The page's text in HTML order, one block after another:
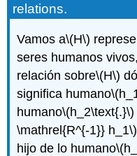
relations.
Vamos a\(H\)
seres humanos
relación sobre\(H\)
significa humano
humano\(h_2\text{.}\)
\mathrel{R^{-1}} h_1\)
hijo de lo humano